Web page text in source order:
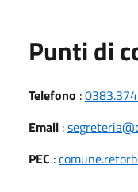
Punti di
Telefono :
Email :
PEC :